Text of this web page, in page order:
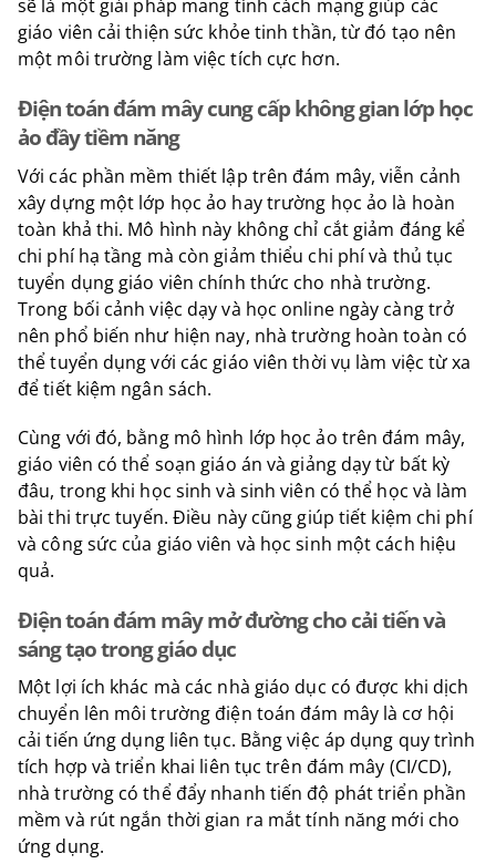
sẽ là một giải pháp mang tính cách mạng giúp các
giáo viên cải thiện sức khỏe tinh thần, từ đó tạo nên
một môi trường làm việc tích cực hơn.
Điện toán đám mây cung cấp không gian lớp học
ảo đầy tiềm năng
Với các phần mềm thiết lập trên đám mây, viễn cảnh
xây dựng một lớp học ảo hay trường học ảo là hoàn
toàn khả thi. Mô hình này không chỉ cắt giảm đáng kể
chi phí hạ tầng mà còn giảm thiểu chi phí và thủ tục
tuyển dụng giáo viên chính thức cho nhà trường.
Trong bối cảnh việc dạy và học online ngày càng trở
nên phổ biến như hiện nay, nhà trường hoàn toàn có
thể tuyển dụng với các giáo viên thời vụ làm việc từ xa
để tiết kiệm ngân sách.
Cùng với đó, bằng mô hình lớp học ảo trên đám mây,
giáo viên có thể soạn giáo án và giảng dạy từ bất kỳ
đâu, trong khi học sinh và sinh viên có thể học và làm
bài thi trực tuyến. Điều này cũng giúp tiết kiệm chi phí
và công sức của giáo viên và học sinh một cách hiệu
quả.
Điện toán đám mây mở đường cho cải tiến và
sáng tạo trong giáo dục
Một lợi ích khác mà các nhà giáo dục có được khi dịch
chuyển lên môi trường điện toán đám mây là cơ hội
cải tiến ứng dụng liên tục. Bằng việc áp dụng quy trình
tích hợp và triển khai liên tục trên đám mây (CI/CD),
nhà trường có thể đẩy nhanh tiến độ phát triển phần
mềm và rút ngắn thời gian ra mắt tính năng mới cho
ứng dụng.